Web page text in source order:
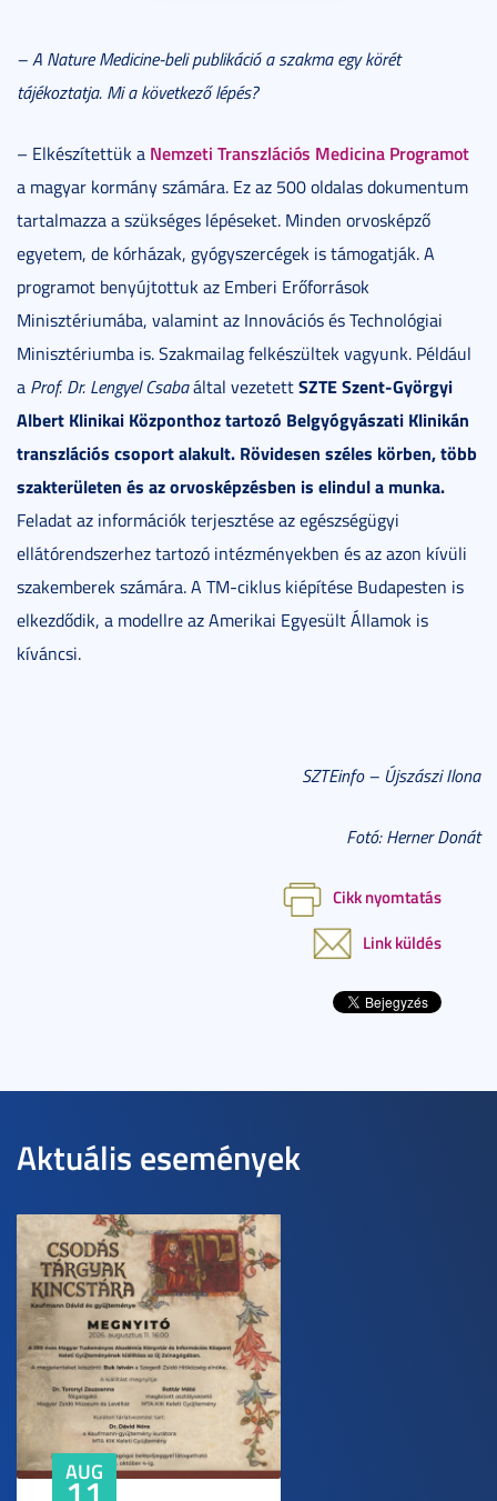
– A Nature Medicine-beli publikáció a szakma egy körét
tájékoztatja. Mi a következő lépés?
– Elkészítettük a Nemzeti Transzlációs Medicina Programot
a magyar kormány számára. Ez az 500 oldalas dokumentum
tartalmazza a szükséges lépéseket. Minden orvosképző
egyetem, de kórházak, gyógyszercégek is támogatják. A
programot benyújtottuk az Emberi Erőforrások
Minisztériumába, valamint az Innovációs és Technológiai
Minisztériumba is. Szakmailag felkészültek vagyunk. Például
a Prof. Dr. Lengyel Csabaáltal vezetettSZTE Szent-Györgyi
Albert Klinikai Központhoz tartozó Belgyógyászati Klinikán
transzlációs csoport alakult. Rövidesen széles körben, több
szakterületen és az orvosképzésben is elindul a munka.
Feladat az információk terjesztése az egészségügyi
ellátórendszerhez tartozó intézményekben és az azon kívüli
szakemberek számára. A TM-ciklus kiépítése Budapesten is
elkezdődik, a modellre az Amerikai Egyesült Államok is
kíváncsi.
SZTEinfo – Újszászi Ilona
Fotó: Herner Donát
Cikk nyomtatás
Link küldés
Aktuális események
AUG